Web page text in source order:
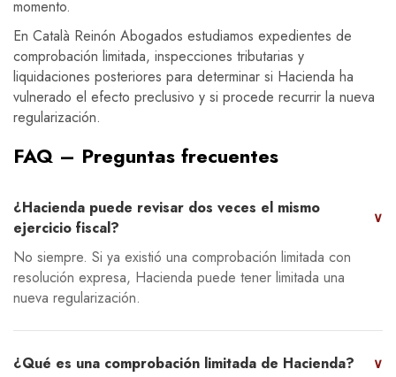
momento.
En Català Reinón Abogados estudiamos expedientes de
comprobación limitada, inspecciones tributarias y
liquidaciones posteriores para determinar si Hacienda ha
vulnerado el efecto preclusivo y si procede recurrir la nueva
regularización.
FAQ – Preguntas frecuentes
¿Hacienda puede revisar dos veces el mismo
ejercicio fiscal?
∨
No siempre. Si ya existió una comprobación limitada con
resolución expresa, Hacienda puede tener limitada una
nueva regularización.
¿Qué es una comprobación limitada de Hacienda? ∨